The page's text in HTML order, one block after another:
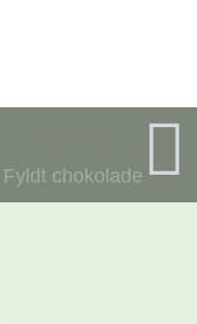
Fyldt chokolade